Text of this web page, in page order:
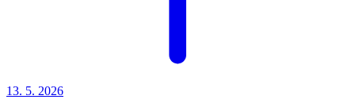
13. 5. 2026